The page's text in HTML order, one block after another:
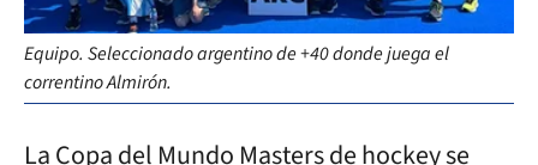
Equipo. Seleccionado argentino de +40 donde juega el
correntino Almirón.
La Copa del Mundo Masters de hockey se